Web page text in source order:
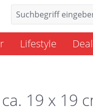
Lifestyle
19 x 19